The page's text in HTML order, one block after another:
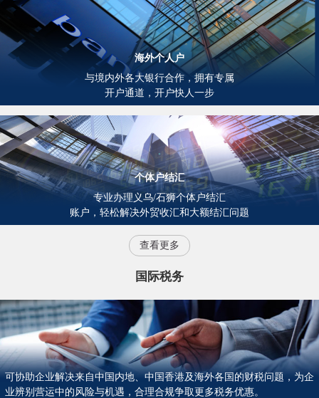
海外个人户
与境内外各大银行合作，拥有专属
开户通道，开户快人一步
个体户结汇
专业办理义乌/石狮个体户结汇
账户，轻松解决外贸收汇和大额结汇问题
查看更多
国际税务
可协助企业解决来自中国内地、中国香港及海外各国的财税问题，为企
业辨别营运中的风险与机遇，合理合规争取更多税务优惠。